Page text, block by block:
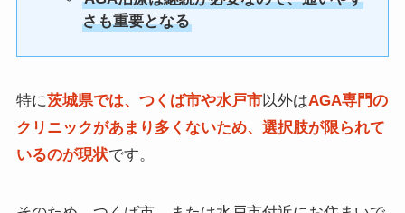
さも重要となる
特に茨城県では、つくば市や水戸市以外はAGA専門の
クリニックがあまり多くないため、選択肢が限られて
いるのが現状です。